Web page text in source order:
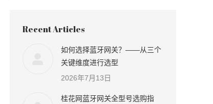
Recent Articles
如何选择蓝牙网关？——从三个
关键维度进行选型
2026年7月13日
桂花网蓝牙网关全型号选购指